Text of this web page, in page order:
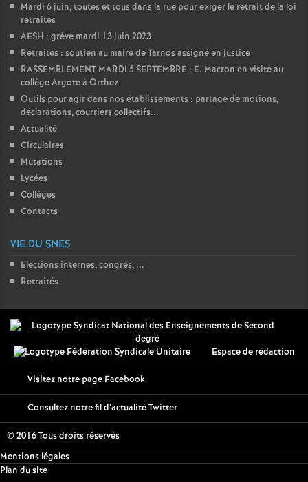
Mardi 6 juin, toutes et tous dans la rue pour exiger le retrait de la loi
retraites
AESH : grève mardi 13 juin 2023
Retraites : soutien au maire de Tarnos assigné en justice
RASSEMBLEMENT MARDI 5 SEPTEMBRE : E. Macron en visite au
collège Argote à Orthez
Outils pour agir dans nos établissements : partage de motions,
déclarations, courriers collectifs...
Actualité
Circulaires
Mutations
Lycées
Collèges
Contacts
VIE DU SNES
Elections internes, congrés, ...
Retraités
Espace de rédaction
Visitez notre page Facebook
Consultez notre fil d'actualité Twitter
© 2016 Tous droits réservés
Mentions légales
Plan du site